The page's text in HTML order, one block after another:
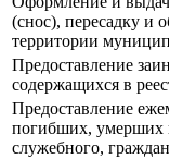
(снос), пересадку и
территории
Предоставление
содержащихся в
Предоставление
погибших, умерших
служебного,